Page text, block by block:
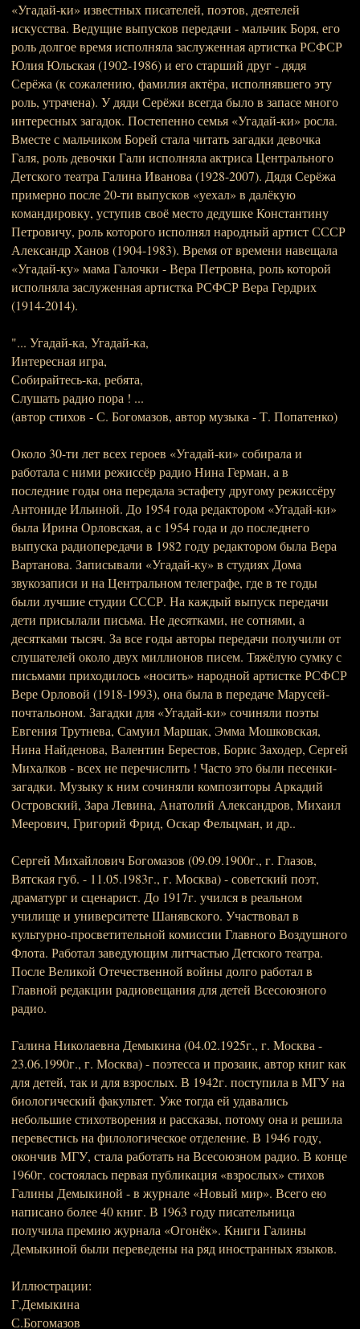
«Угадай-ки» известных писателей, поэтов, деятелей
искусства. Ведущие выпусков передачи - мальчик Боря, его
роль долгое время исполняла заслуженная артистка РСФСР
Юлия Юльская (1902-1986) и его старший друг - дядя
Серёжа (к сожалению, фамилия актёра, исполнявшего эту
роль, утрачена). У дяди Серёжи всегда было в запасе много
интересных загадок. Постепенно семья «Угадай-ки» росла.
Вместе с мальчиком Борей стала читать загадки девочка
Галя, роль девочки Гали исполняла актриса Центрального
Детского театра Галина Иванова (1928-2007). Дядя Серёжа
примерно после 20-ти выпусков «уехал» в далёкую
командировку, уступив своё место дедушке Константину
Петровичу, роль которого исполнял народный артист СССР
Александр Ханов (1904-1983). Время от времени навещала
«Угадай-ку» мама Галочки - Вера Петровна, роль которой
исполняла заслуженная артистка РСФСР Вера Гердрих
(1914-2014).
"... Угадай-ка, Угадай-ка,
Интересная игра,
Собирайтесь-ка, ребята,
Слушать радио пора ! ...
(автор стихов - С. Богомазов, автор музыка - Т. Попатенко)
Около 30-ти лет всех героев «Угадай-ки» собирала и
работала с ними режиссёр радио Нина Герман, а в
последние годы она передала эстафету другому режиссёру
Антониде Ильиной. До 1954 года редактором «Угадай-ки»
была Ирина Орловская, а с 1954 года и до последнего
выпуска радиопередачи в 1982 году редактором была Вера
Вартанова. Записывали «Угадай-ку» в студиях Дома
звукозаписи и на Центральном телеграфе, где в те годы
были лучшие студии СССР. На каждый выпуск передачи
дети присылали письма. Не десятками, не сотнями, а
десятками тысяч. За все годы авторы передачи получили от
слушателей около двух миллионов писем. Тяжёлую сумку с
письмами приходилось «носить» народной артистке РСФСР
Вере Орловой (1918-1993), она была в передаче Марусей-
почтальоном. Загадки для «Угадай-ки» сочиняли поэты
Евгения Трутнева, Самуил Маршак, Эмма Мошковская,
Нина Найденова, Валентин Берестов, Борис Заходер, Сергей
Михалков - всех не перечислить ! Часто это были песенки-
загадки. Музыку к ним сочиняли композиторы Аркадий
Островский, Зара Левина, Анатолий Александров, Михаил
Меерович, Григорий Фрид, Оскар Фельцман, и др..
Сергей Михайлович Богомазов (09.09.1900г., г. Глазов,
Вятская губ. - 11.05.1983г., г. Москва) - советский поэт,
драматург и сценарист. До 1917г. учился в реальном
училище и университете Шанявского. Участвовал в
культурно-просветительной комиссии Главного Воздушного
Флота. Работал заведующим литчастью Детского театра.
После Великой Отечественной войны долго работал в
Главной редакции радиовещания для детей Всесоюзного
радио.
Галина Николаевна Демыкина (04.02.1925г., г. Москва -
23.06.1990г., г. Москва) - поэтесса и прозаик, автор книг как
для детей, так и для взрослых. В 1942г. поступила в МГУ на
биологический факультет. Уже тогда ей удавались
небольшие стихотворения и рассказы, потому она и решила
перевестись на филологическое отделение. В 1946 году,
окончив МГУ, стала работать на Всесоюзном радио. В конце
1960г. состоялась первая публикация «взрослых» стихов
Галины Демыкиной - в журнале «Новый мир». Всего ею
написано более 40 книг. В 1963 году писательница
получила премию журнала «Огонёк». Книги Галины
Демыкиной были переведены на ряд иностранных языков.
Иллюстрации:
Г.Демыкина
С.Богомазов